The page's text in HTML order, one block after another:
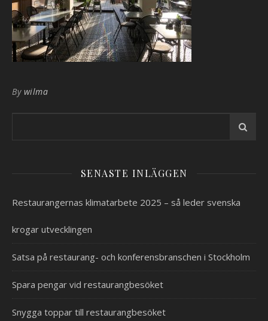
By wilma
SENASTE INLÄGGEN
Restaurangernas klimatarbete 2025 – så leder svenska
krogar utvecklingen
Satsa på restaurang- och konferensbranschen i Stockholm
Spara pengar vid restaurangbesöket
Snygga toppar till restaurangbesöket